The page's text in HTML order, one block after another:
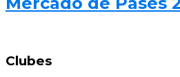
Clubes